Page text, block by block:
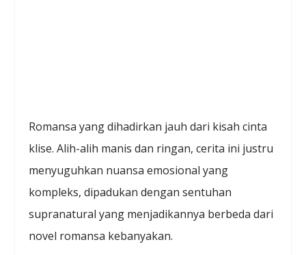
Romansa yang dihadirkan jauh dari kisah cinta
klise. Alih-alih manis dan ringan, cerita ini justru
menyuguhkan nuansa emosional yang
kompleks, dipadukan dengan sentuhan
supranatural yang menjadikannya berbeda dari
novel romansa kebanyakan.